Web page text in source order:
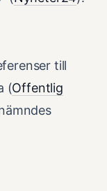
till
(Offentlig